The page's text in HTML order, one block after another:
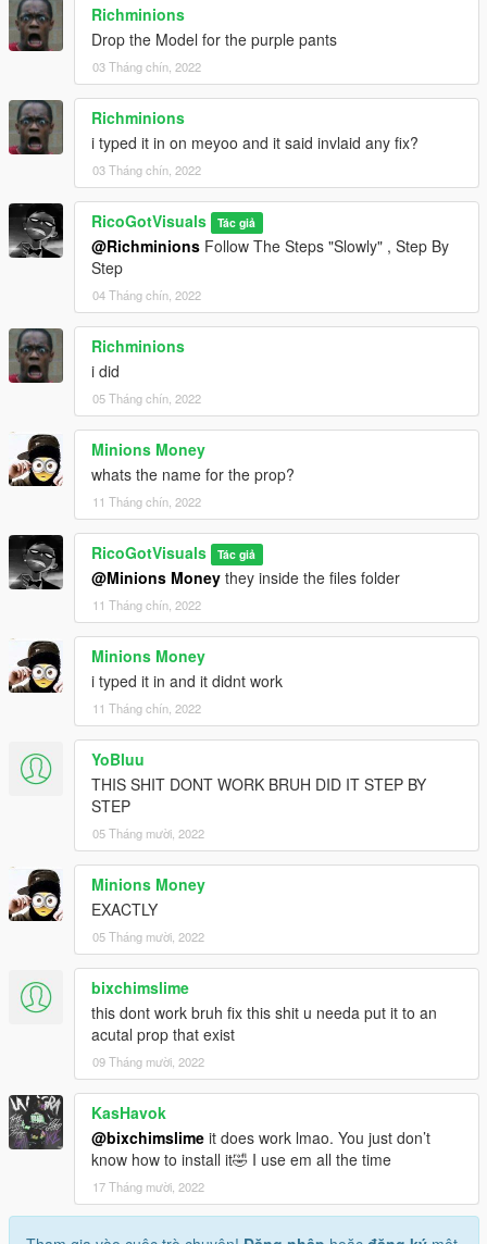
Richminions
Drop the Model for the purple pants
03 Tháng chín, 2022
Richminions
i typed it in on meyoo and it said invlaid any fix?
03 Tháng chín, 2022
RicoGotVisuals Tác giả
@Richminions Follow The Steps "Slowly" , Step By
Step
04 Tháng chín, 2022
Richminions
i did
05 Tháng chín, 2022
Minions Money
whats the name for the prop?
11 Tháng chín, 2022
RicoGotVisuals Tác giả
@Minions Money they inside the files folder
11 Tháng chín, 2022
Minions Money
i typed it in and it didnt work
11 Tháng chín, 2022
YoBluu
THIS SHIT DONT WORK BRUH DID IT STEP BY
STEP
05 Tháng mười, 2022
Minions Money
EXACTLY
05 Tháng mười, 2022
bixchimslime
this dont work bruh fix this shit u needa put it to an
acutal prop that exist
09 Tháng mười, 2022
KasHavok
@bixchimslime it does work lmao. You just don’t
know how to install it🤣 I use em all the time
17 Tháng mười, 2022